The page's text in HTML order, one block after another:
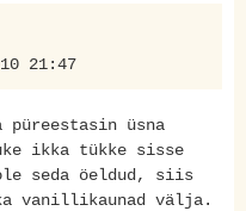
21:47
püreestasin üsna
ikka tükke sisse
seda öeldud, siis
vanillikaunad välja.